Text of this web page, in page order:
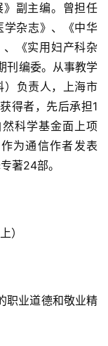
》副主编。曾担任
杂志》、《中华
《实用妇产科杂
刊编委。从事教学
负责人，上海市
得者，先后承担1
科学基金面上项
为通信作者发表
著24部。
）
职业道德和敬业精